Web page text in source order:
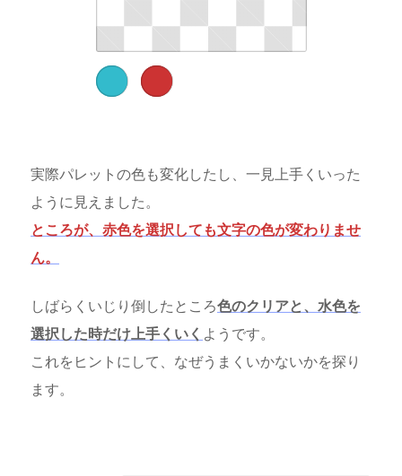
実際パレットの色も変化したし、一見上手くいった
ように見えました。
ところが、赤色を選択しても文字の色が変わりませ
ん。
しばらくいじり倒したところ色のクリアと、水色を
選択した時だけ上手くいく ようです。
これをヒントにして、なぜうまくいかないかを探り
ます。